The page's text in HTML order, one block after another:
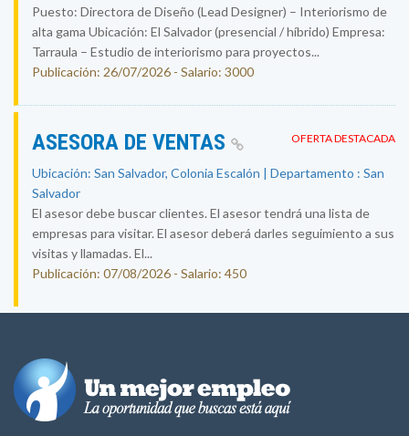
Puesto: Directora de Diseño (Lead Designer) – Interiorismo de
alta gama Ubicación: El Salvador (presencial / híbrido) Empresa:
Tarraula – Estudio de interiorismo para proyectos...
Publicación: 26/07/2026 - Salario: 3000
OFERTA DESTACADA
ASESORA DE VENTAS
Ubicación: San Salvador, Colonia Escalón | Departamento : San
Salvador
El asesor debe buscar clientes. El asesor tendrá una lista de
empresas para visitar. El asesor deberá darles seguimiento a sus
visitas y llamadas. El...
Publicación: 07/08/2026 - Salario: 450